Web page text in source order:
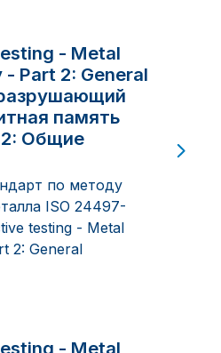
- Metal
Part 2: General
память
Общие
по методу
ISO 24497-
testing - Metal
2: General
- Metal